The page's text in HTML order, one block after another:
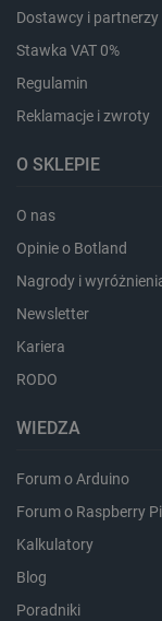
Dostawcy i partnerzy
Stawka VAT 0%
Regulamin
Reklamacje i zwroty
O SKLEPIE
O nas
Opinie o Botland
Nagrody i
Newsletter
Kariera
RODO
WIEDZA
Forum o Arduino
Forum o Raspberry Pi
Kalkulatory
Blog
Poradniki